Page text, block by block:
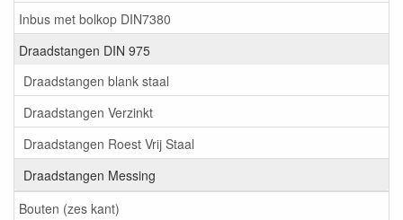
Inbus met bolkop DIN7380
Draadstangen DIN 975
Draadstangen blank staal
Draadstangen Verzinkt
Draadstangen Roest Vrij Staal
Draadstangen Messing
Bouten (zes kant)